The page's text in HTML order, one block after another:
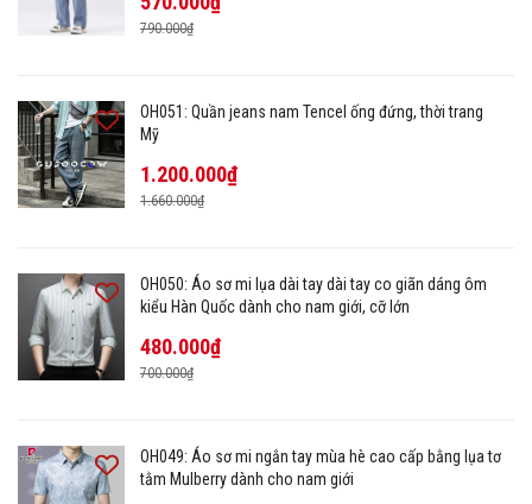
790.000₫
OH051: Quần jeans nam Tencel ống đứng, thời trang
Mỹ
1.200.000₫
1.660.000₫
OH050: Áo sơ mi lụa dài tay dài tay co giãn dáng ôm
kiểu Hàn Quốc dành cho nam giới, cỡ lớn
480.000₫
700.000₫
OH049: Áo sơ mi ngắn tay mùa hè cao cấp bằng lụa tơ
tằm Mulberry dành cho nam giới